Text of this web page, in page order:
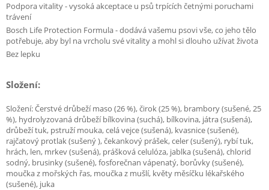
Podpora vitality - vysoká akceptace u psů trpících četnými poruchami
trávení
Bosch Life Protection Formula - dodává vašemu psovi vše, co jeho tělo
potřebuje, aby byl na vrcholu své vitality a mohl si dlouho užívat života
Bez lepku
Složení:
Složení: Čerstvé drůbeží maso (26 %), čirok (25 %), brambory (sušené, 25
%), hydrolyzovaná drůbeží bílkovina (suchá), bílkovina, játra (sušená),
drůbeží tuk, pstruží mouka, celá vejce (sušená), kvasnice (sušené),
rajčatový protlak (sušený ), čekankový prášek, celer (sušený), rybí tuk,
hrách, len, mrkev (sušená), prášková celulóza, jablka (sušená), chlorid
sodný, brusinky (sušené), fosforečnan vápenatý, borůvky (sušené),
moučka z mořských řas, moučka z mušlí, květy měsíčku lékařského
(sušené), juka